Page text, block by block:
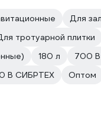
Для
тротуарной плитки
180 л 700
В СИБРТЕХ Оптом